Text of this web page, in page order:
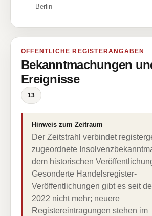
Berlin
ÖFFENTLICHE REGISTERANGABEN
Bekanntmachungen
Ereignisse
13
Hinweis zum Zeitraum
Der Zeitstrahl verbindet
zugeordnete
dem historischen
Gesonderte Handelsregister-
Veröffentlichungen gibt es seit
2022 nicht mehr; neuere
Registereintragungen stehen im